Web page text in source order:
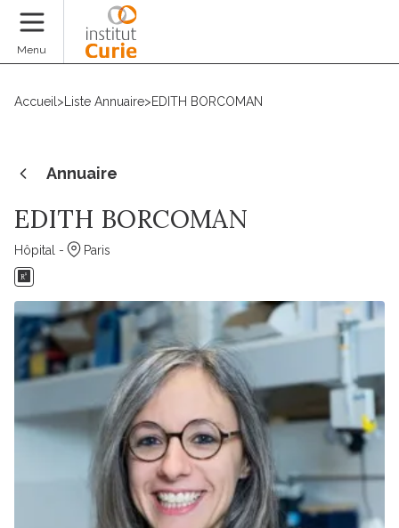
Menu
Accueil > Liste Annuaire>EDITH BORCOMAN
Annuaire
EDITH BORCOMAN
Hôpital - Paris